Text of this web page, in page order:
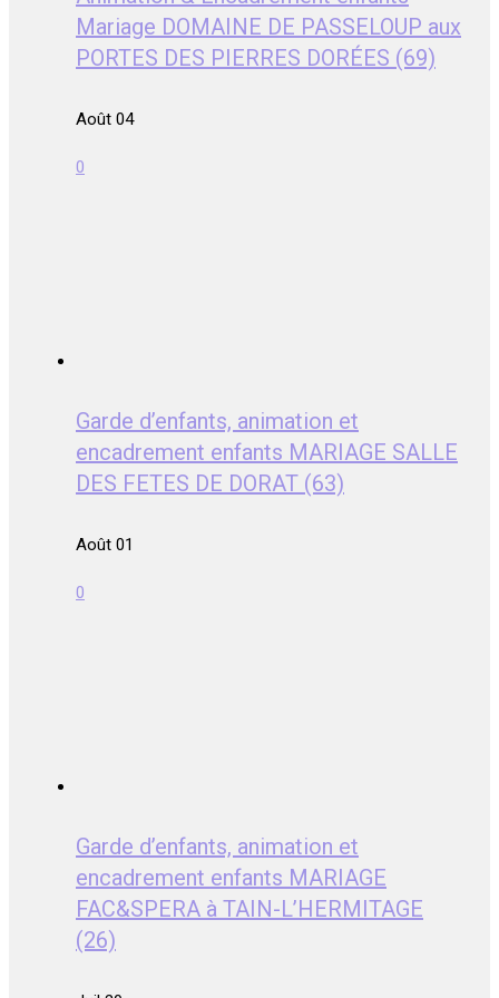
Mariage DOMAINE DE PASSELOUP aux
PORTES DES PIERRES DORÉES (69)
Août 04
0
Garde d’enfants, animation et
encadrement enfants MARIAGE SALLE
DES FETES DE DORAT (63)
Août 01
0
Garde d’enfants, animation et
encadrement enfants MARIAGE
FAC&SPERA à TAIN-L’HERMITAGE
(26)